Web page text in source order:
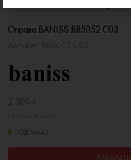
Оправа BANISS BR5052 C03
ПОД ЗАКАЗ